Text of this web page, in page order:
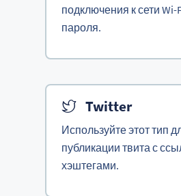
подключения к сети Wi-
пароля.
Twitter
Используйте этот тип
публикации твита с
хэштегами.